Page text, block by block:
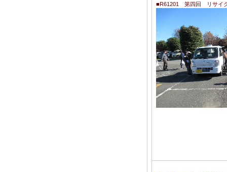
■R61201 第四回 リサイ